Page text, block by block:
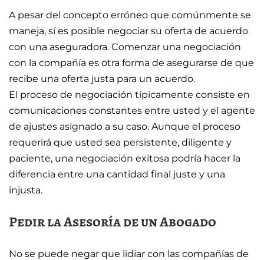
A pesar del concepto erróneo que comúnmente se
maneja, sí es posible negociar su oferta de acuerdo
con una aseguradora. Comenzar una negociación
con la compañía es otra forma de asegurarse de que
recibe una oferta justa para un acuerdo.
El proceso de negociación típicamente consiste en
comunicaciones constantes entre usted y el agente
de ajustes asignado a su caso. Aunque el proceso
requerirá que usted sea persistente, diligente y
paciente, una negociación exitosa podría hacer la
diferencia entre una cantidad final juste y una
injusta.
Pedir la Asesoría de un Abogado
No se puede negar que lidiar con las compañías de